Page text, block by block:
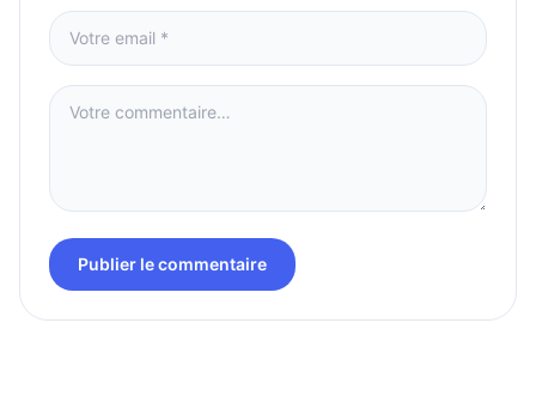
Publier le commentaire